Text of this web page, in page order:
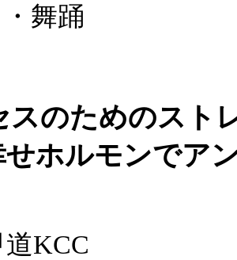
舞踊
スのためのスト
ホルモンでア
KCC